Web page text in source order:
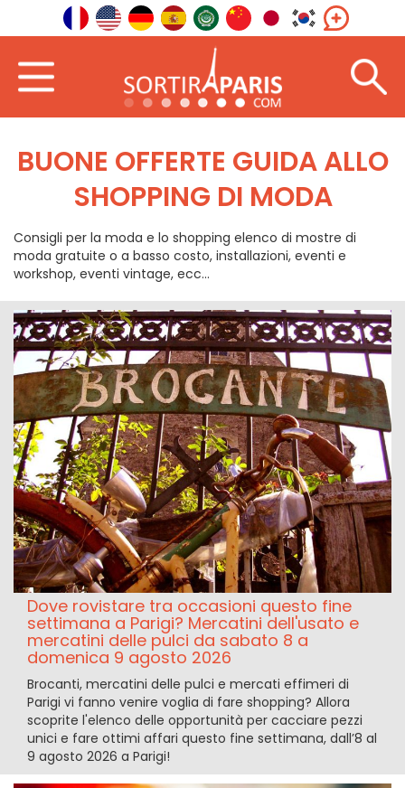
BUONE OFFERTE GUIDA ALLO
SHOPPING DI MODA
Consigli per la moda e lo shopping elenco di mostre di
moda gratuite o a basso costo, installazioni, eventi e
workshop, eventi vintage, ecc...
Dove rovistare tra occasioni questo fine
settimana a Parigi? Mercatini dell'usato e
mercatini delle pulci da sabato 8 a
domenica 9 agosto 2026
Brocanti, mercatini delle pulci e mercati effimeri di
Parigi vi fanno venire voglia di fare shopping? Allora
scoprite l'elenco delle opportunità per cacciare pezzi
unici e fare ottimi affari questo fine settimana, dall’8 al
9 agosto 2026 a Parigi!